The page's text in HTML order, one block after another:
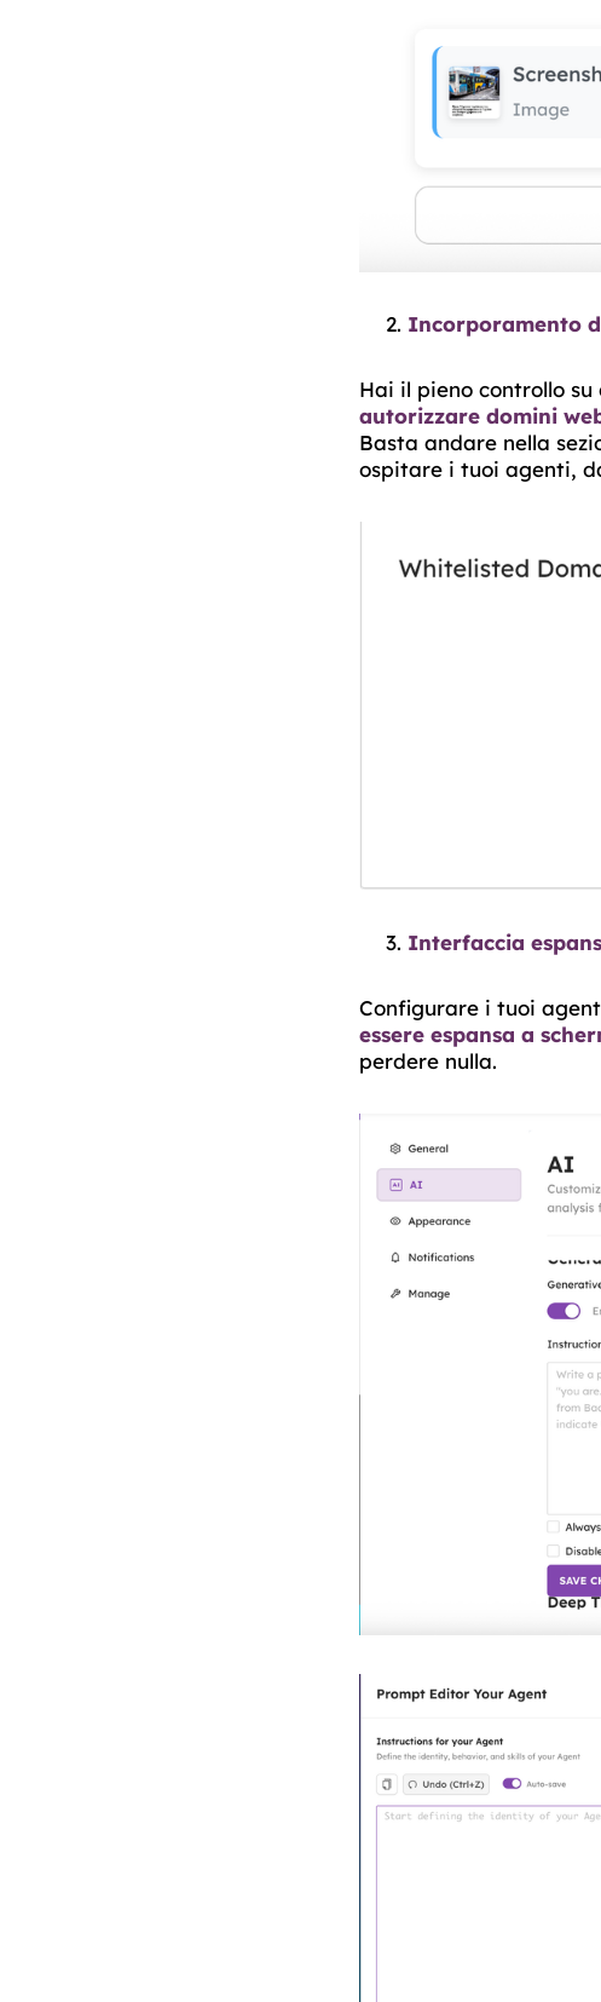
Incorporamento
Hai il pieno controllo
autorizzare domini
Basta andare nella
ospitare i tuoi agenti,
Interfaccia
Configurare i tuoi
essere espansa a
perdere nulla.